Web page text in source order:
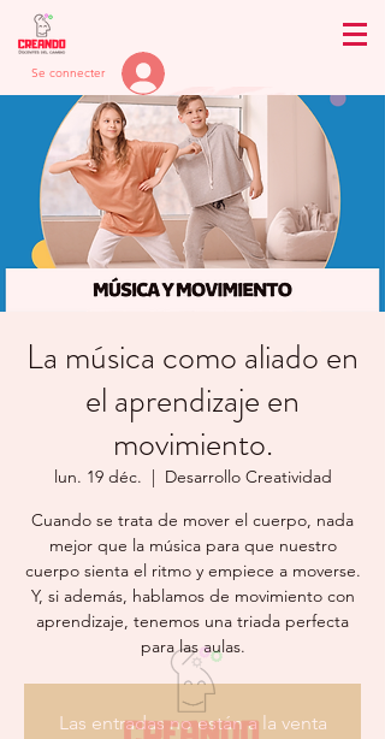
Se connecter
La música como aliado en
el aprendizaje en
movimiento.
lun. 19 déc.
  |
Desarrollo Creatividad
Cuando se trata de mover el cuerpo, nada
mejor que la música para que nuestro
cuerpo sienta el ritmo y empiece a moverse.
Y, si además, hablamos de movimiento con
aprendizaje, tenemos una triada perfecta
para las aulas.
Las entradas no están a la venta